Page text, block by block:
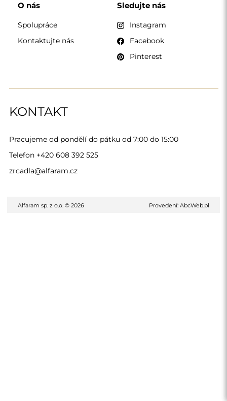
KONTAKT
Pracujeme od pondělí do pátku od 7:00 do 15:00
Telefon +420 608 392 525
zrcadla@alfaram.cz
O nás
Spolupráce
Kontaktujte nás
Sledujte nás
Instagram
Facebook
Pinterest
Alfaram sp. z o.o. © 2026 Provedení: AbcWeb.pl